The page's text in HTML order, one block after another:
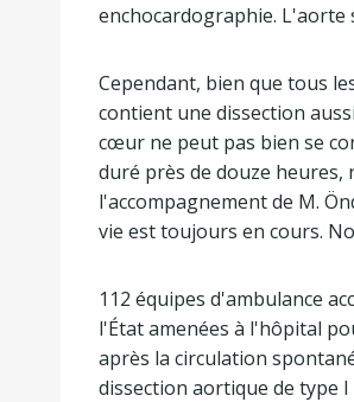
enchocardographie. L'aorte
Cependant, bien que tous
contient une dissection
cœur ne peut pas bien se
duré près de douze
l'accompagnement de M.
vie est toujours en cours.
112 équipes d'ambulance
l'État amenées à l'hôpital
après la circulation
dissection aortique de type